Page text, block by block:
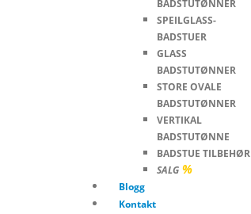
BADSTUTØNNER
SPEILGLASS-
BADSTUER
GLASS
BADSTUTØNNER
STORE OVALE
BADSTUTØNNER
VERTIKAL
BADSTUTØNNE
BADSTUE TILBEHØR
SALG %
Blogg
Kontakt